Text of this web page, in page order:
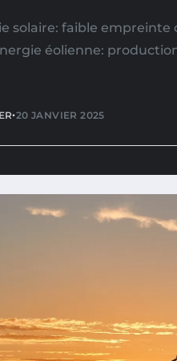
solaire: faible
éolienne:
•20 JANVIER 2025